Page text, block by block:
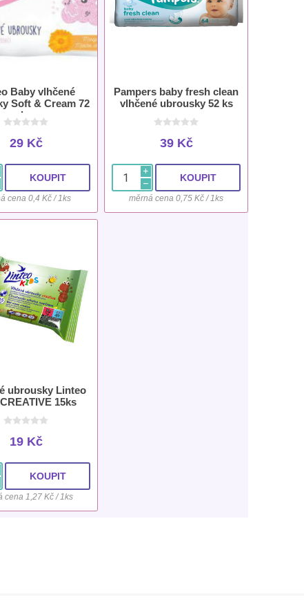
Baby vlhčené
Soft & Cream 72
ks
29 Kč
cena 0,4 Kč / 1ks
Pampers baby fresh clean
vlhčené ubrousky 52 ks
39 Kč
i
h
měrná cena 0,75 Kč / 1ks
ubrousky Linteo
15ks
19 Kč
cena 1,27 Kč / 1ks